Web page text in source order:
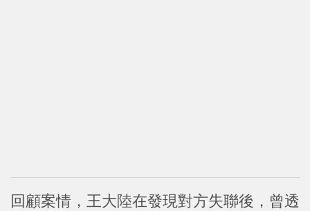
回顧案情，王大陸在發現對方失聯後，曾透